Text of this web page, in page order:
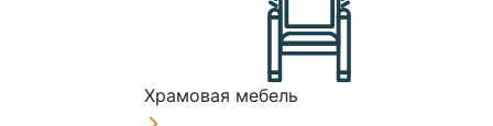
Храмовая мебель